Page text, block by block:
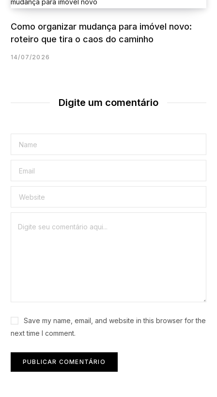
Como organizar mudança para imóvel novo:
roteiro que tira o caos do caminho
14/07/2026
Digite um comentário
Save my name, email, and website in this browser for the
next time I comment.